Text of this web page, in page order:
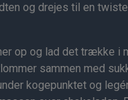
og drejes til en
op og lad det trække i
sammen med
kogepunktet og